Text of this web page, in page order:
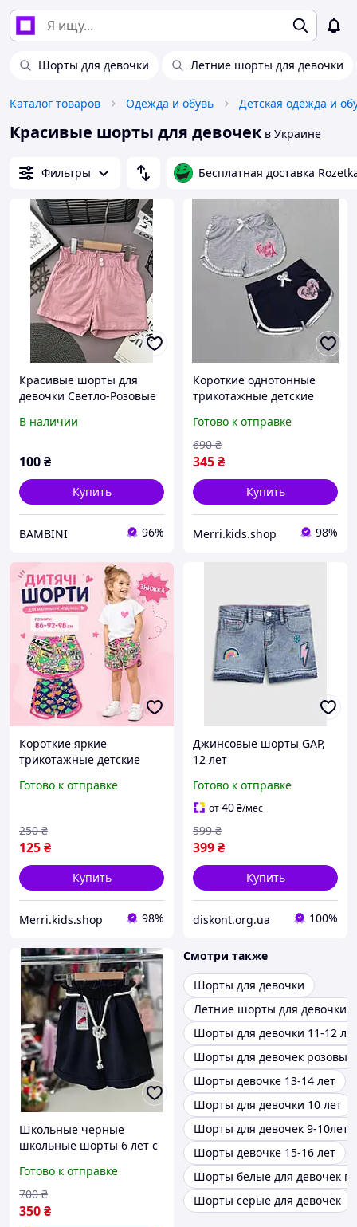
Шорты для девочки Летние шорты для девочки
Каталог товаров Одежда и обувь Детская одежда и
Красивые шорты для девочек в Украине
Фильтры Бесплатная доставка
Красивые шорты для
девочки Светло-Розовые
Светло-Розовый, Для
В наличии
100₴
Купить
BAMBINI 96%
Короткие однотонные
трикотажные детские
качественные красивые
легкие шортики для
маленьких девочек
хлопок на 1-6л
Готово к отправке
345₴
690 ₴
Купить
Merri.kids.shop 98%
Короткие яркие
трикотажные детские
качественные, красивые
маленьких девочек
хлопок на 3-7лет
Готово к отправке
125₴
250 ₴
Купить
Merri.kids.shop 98%
Джинсовые шорты GAP,
12 лет
Готово к отправке
от40₴/мес
399₴
599 ₴
Купить
diskont.org.ua 100%
Школьные черные
школьные шорты 6 лет с
подростка , детские
брючные шорты на
резинке на 6 л
Готово к отправке
350₴
700 ₴
Смотри также
Шорты для девочки
Летние шорты для девочки
Шорты для девочки 11-12
Шорты для девочек розовые
Шорты девочке 13-14 лет
Шорты для девочки 10 лет
Шорты для девочек 9-10лет
Шорты девочке 15-16 лет
Шорты белые для девочек
Шорты серые для девочек